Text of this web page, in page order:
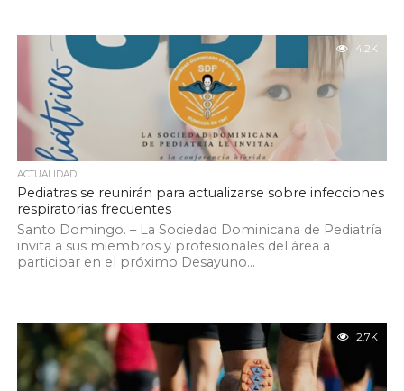
4.2K
ACTUALIDAD
Pediatras se reunirán para actualizarse sobre infecciones
respiratorias frecuentes
Santo Domingo. – La Sociedad Dominicana de Pediatría
invita a sus miembros y profesionales del área a
participar en el próximo Desayuno...
2.7K